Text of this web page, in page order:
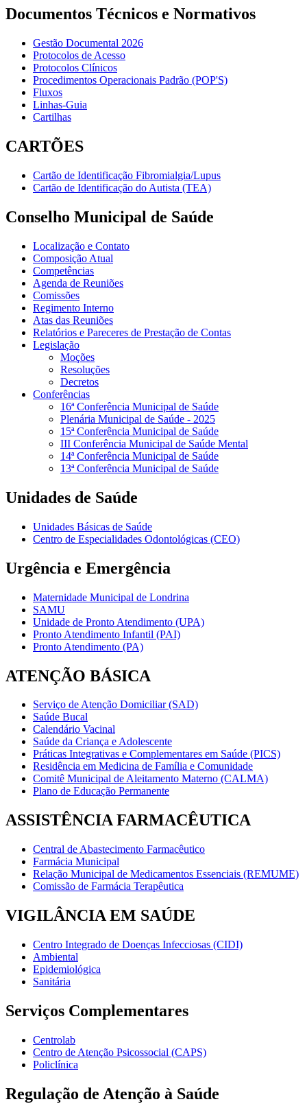
Documentos Técnicos e Normativos
Gestão Documental 2026
Protocolos de Acesso
Protocolos Clínicos
Procedimentos Operacionais Padrão (POP'S)
Fluxos
Linhas-Guia
Cartilhas
CARTÕES
Cartão de Identificação Fibromialgia/Lupus
Cartão de Identificação do Autista (TEA)
Conselho Municipal de Saúde
Localização e Contato
Composição Atual
Competências
Agenda de Reuniões
Comissões
Regimento Interno
Atas das Reuniões
Relatórios e Pareceres de Prestação de Contas
Legislação
Moções
Resoluções
Decretos
Conferências
16ª Conferência Municipal de Saúde
Plenária Municipal de Saúde - 2025
15ª Conferência Municipal de Saúde
III Conferência Municipal de Saúde Mental
14ª Conferência Municipal de Saúde
13ª Conferência Municipal de Saúde
Unidades de Saúde
Unidades Básicas de Saúde
Centro de Especialidades Odontológicas (CEO)
Urgência e Emergência
Maternidade Municipal de Londrina
SAMU
Unidade de Pronto Atendimento (UPA)
Pronto Atendimento Infantil (PAI)
Pronto Atendimento (PA)
ATENÇÃO BÁSICA
Serviço de Atenção Domiciliar (SAD)
Saúde Bucal
Calendário Vacinal
Saúde da Criança e Adolescente
Práticas Integrativas e Complementares em Saúde (PICS)
Residência em Medicina de Família e Comunidade
Comitê Municipal de Aleitamento Materno (CALMA)
Plano de Educação Permanente
ASSISTÊNCIA FARMACÊUTICA
Central de Abastecimento Farmacêutico
Farmácia Municipal
Relação Municipal de Medicamentos Essenciais (REMUME)
Comissão de Farmácia Terapêutica
VIGILÂNCIA EM SAÚDE
Centro Integrado de Doenças Infecciosas (CIDI)
Ambiental
Epidemiológica
Sanitária
Serviços Complementares
Centrolab
Centro de Atenção Psicossocial (CAPS)
Policlínica
Regulação de Atenção à Saúde